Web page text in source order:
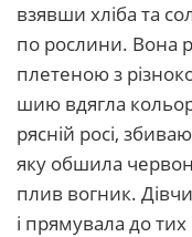
взявши хліба та
по рослини. Вона
плетеною з
шию вдягла
рясній росі,
яку обшила
плив вогник.
і прямувала до